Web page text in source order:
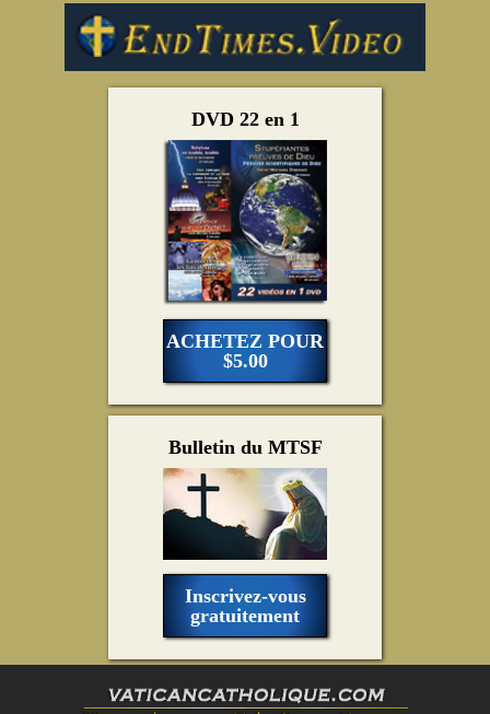
DVD 22 en 1
ACHETEZ POUR
$5.00
Bulletin du MTSF
Inscrivez-vous
gratuitement